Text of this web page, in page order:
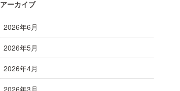
アーカイブ
2026年6月
2026年5月
2026年4月
2026年3月